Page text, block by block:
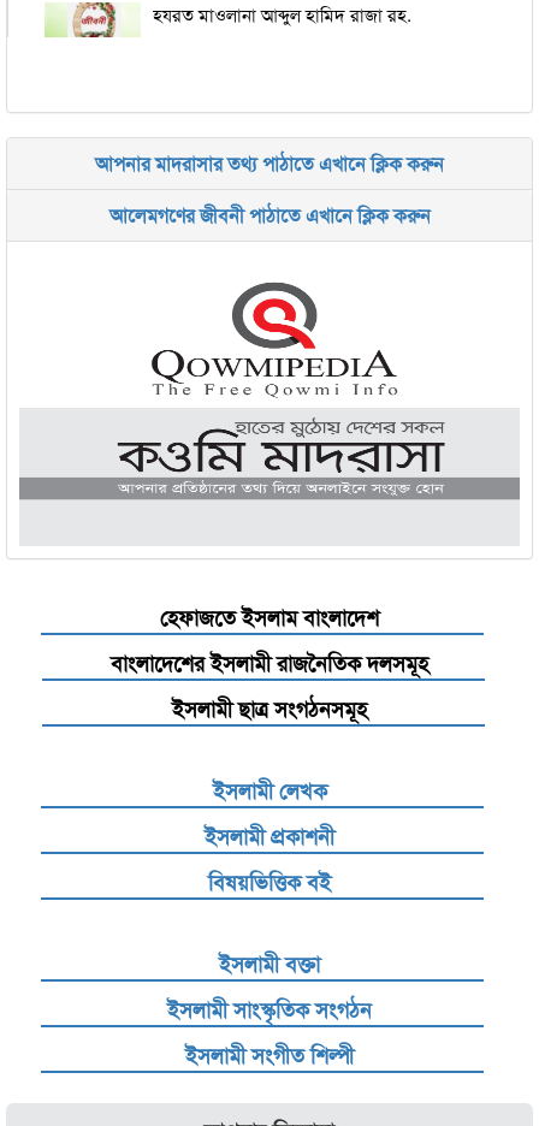
হযরত মাওলানা আব্দুল হামিদ রাজা রহ.
শায়খুল হাদীস রিয়াছত আলী (চৌঘরী) রহ.
মাওলানা রফীক আহমদ( রহ:)
মাওলানা আহমদ আব্দুল্লাহ চৌধুরী
আপনার মাদরাসার তথ্য পাঠাতে এখানে ক্লিক করুন
আলেমগণের জীবনী পাঠাতে এখানে ক্লিক করুন
হেফাজতে ইসলাম বাংলাদেশ
বাংলাদেশের ইসলামী রাজনৈতিক দলসমূহ
ইসলামী ছাত্র সংগঠনসমূহ
ইসলামী লেখক
ইসলামী প্রকাশনী
বিষয়ভিত্তিক বই
ইসলামী বক্তা
ইসলামী সাংস্কৃতিক সংগঠন
ইসলামী সংগীত শিল্পী